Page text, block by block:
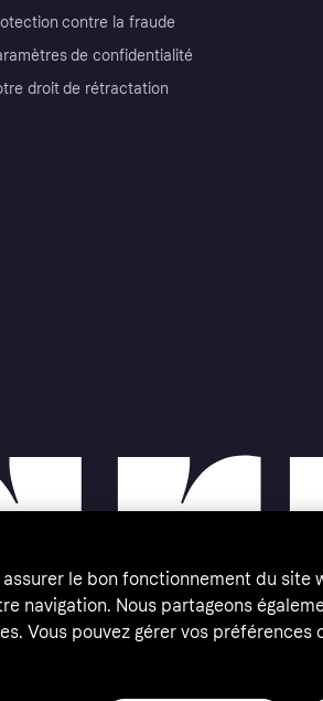
contre la fraude
de confidentialité
droit de rétractation
le bon fonctionnement du site
navigation. Nous partageons
Vous pouvez gérer vos préférences